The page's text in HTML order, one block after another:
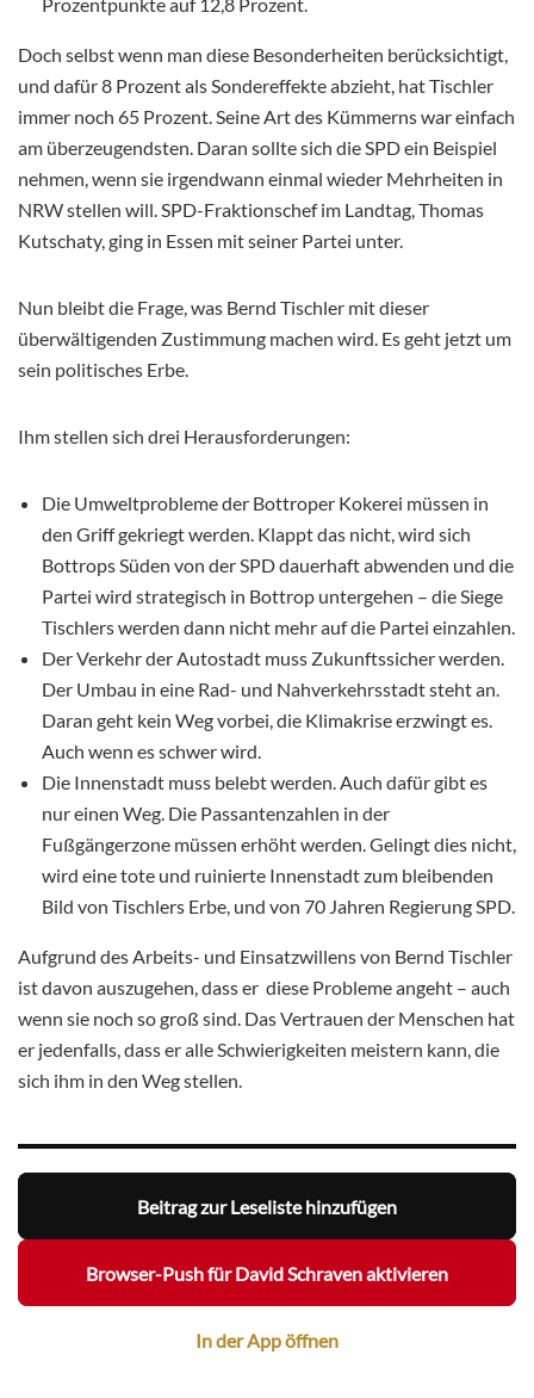
Doch selbst wenn man diese Besonderheiten berücksichtigt,
und dafür 8 Prozent als Sondereffekte abzieht, hat Tischler
immer noch 65 Prozent. Seine Art des Kümmerns war einfach
am überzeugendsten. Daran sollte sich die SPD ein Beispiel
nehmen, wenn sie irgendwann einmal wieder Mehrheiten in
NRW stellen will. SPD-Fraktionschef im Landtag, Thomas
Kutschaty, ging in Essen mit seiner Partei unter.
Nun bleibt die Frage, was Bernd Tischler mit dieser
überwältigenden Zustimmung machen wird. Es geht jetzt um
sein politisches Erbe.
Ihm stellen sich drei Herausforderungen:
Die Umweltprobleme der Bottroper Kokerei müssen in
den Griff gekriegt werden. Klappt das nicht, wird sich
Bottrops Süden von der SPD dauerhaft abwenden und die
Partei wird strategisch in Bottrop untergehen – die Siege
Tischlers werden dann nicht mehr auf die Partei einzahlen.
Der Verkehr der Autostadt muss Zukunftssicher werden.
Der Umbau in eine Rad- und Nahverkehrsstadt steht an.
Daran geht kein Weg vorbei, die Klimakrise erzwingt es.
Auch wenn es schwer wird.
Die Innenstadt muss belebt werden. Auch dafür gibt es
nur einen Weg. Die Passantenzahlen in der
Fußgängerzone müssen erhöht werden. Gelingt dies nicht,
wird eine tote und ruinierte Innenstadt zum bleibenden
Bild von Tischlers Erbe, und von 70 Jahren Regierung SPD.
Aufgrund des Arbeits- und Einsatzwillens von Bernd Tischler
ist davon auszugehen, dass er diese Probleme angeht – auch
wenn sie noch so groß sind. Das Vertrauen der Menschen hat
er jedenfalls, dass er alle Schwierigkeiten meistern kann, die
sich ihm in den Weg stellen.
Beitrag zur Leseliste hinzufügen
Browser-Push für David Schraven aktivieren
In der App öffnen